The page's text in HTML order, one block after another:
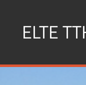
contentELTE